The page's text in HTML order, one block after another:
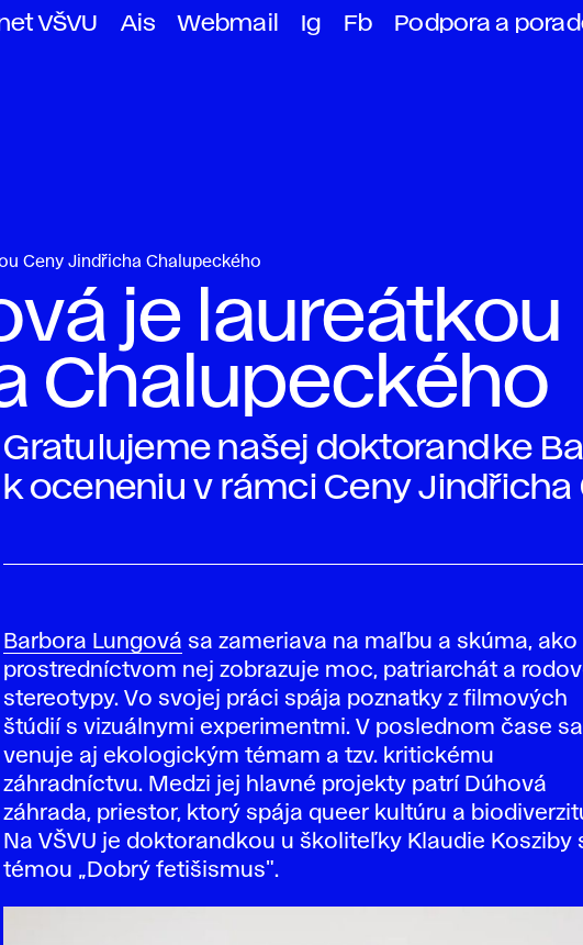
VŠVU Ais Webmail Ig Fb Podpora a
Ceny Jindřicha Chalupeckého
je laureátkou
Chalupeckého
Gratulujeme našej doktorandke
k oceneniu v rámci Ceny
Barbora Lungová sa zameriava na maľbu a skúma, ako
prostredníctvom nej zobrazuje moc, patriarchát a
stereotypy. Vo svojej práci spája poznatky z filmových
štúdií s vizuálnymi experimentmi. V poslednom čase sa
venuje aj ekologickým témam a tzv. kritickému
záhradníctvu. Medzi jej hlavné projekty patrí Dúhová
záhrada, priestor, ktorý spája queer kultúru a
Na VŠVU je doktorandkou u školiteľky Klaudie Kosziby
témou „Dobrý fetišismus".